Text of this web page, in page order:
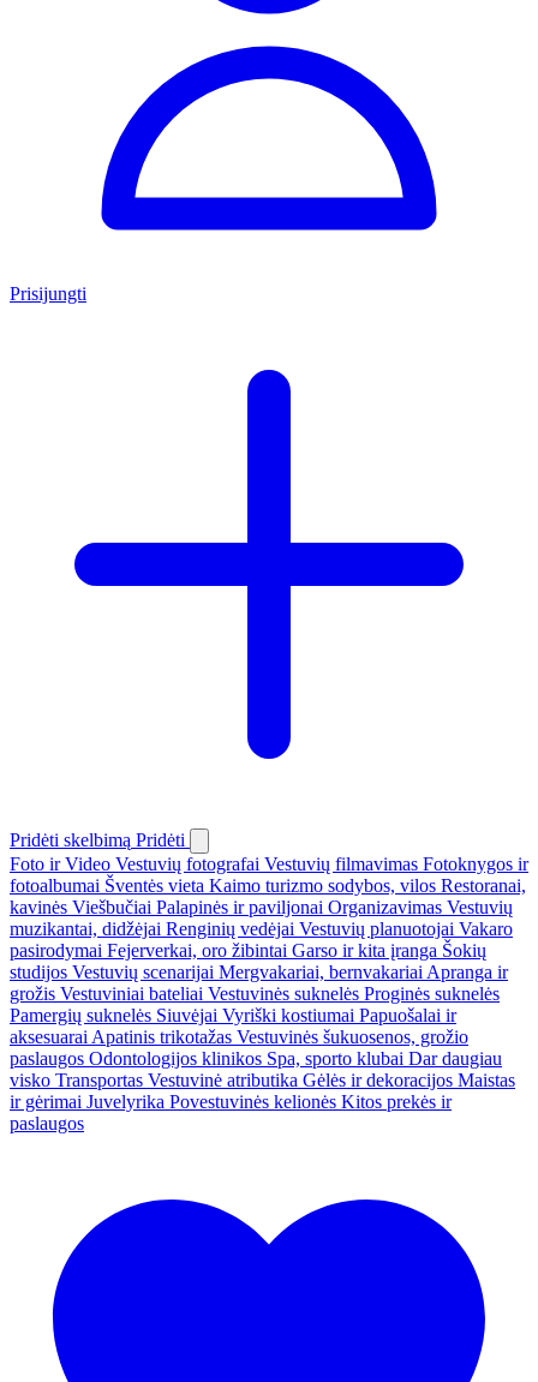
Prisijungti
Pridėti skelbimą Pridėti
Foto ir Video Vestuvių fotografai Vestuvių filmavimas Fotoknygos ir
fotoalbumai Šventės vieta Kaimo turizmo sodybos, vilos Restoranai,
kavinės Viešbučiai Palapinės ir paviljonai Organizavimas Vestuvių
muzikantai, didžėjai Renginių vedėjai Vestuvių planuotojai Vakaro
pasirodymai Fejerverkai, oro žibintai Garso ir kita įranga Šokių
studijos Vestuvių scenarijai Mergvakariai, bernvakariai Apranga ir
grožis Vestuviniai bateliai Vestuvinės suknelės Proginės suknelės
Pamergių suknelės Siuvėjai Vyriški kostiumai Papuošalai ir
aksesuarai Apatinis trikotažas Vestuvinės šukuosenos, grožio
paslaugos Odontologijos klinikos Spa, sporto klubai Dar daugiau
visko Transportas Vestuvinė atributika Gėlės ir dekoracijos Maistas
ir gėrimai Juvelyrika Povestuvinės kelionės Kitos prekės ir
paslaugos